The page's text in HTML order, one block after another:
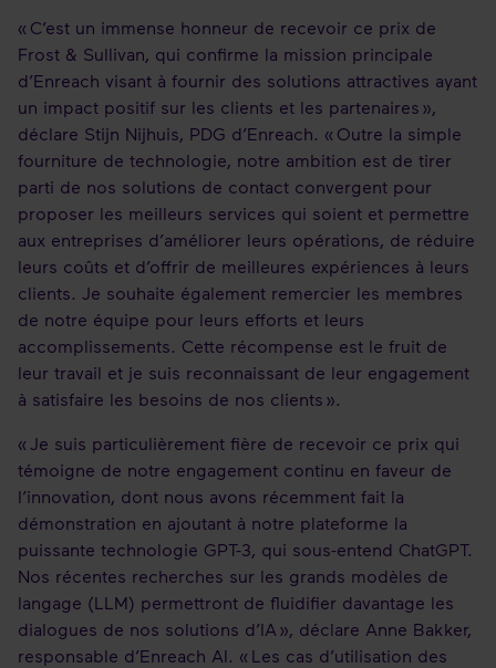
« C’est un immense honneur de recevoir ce prix de
Frost & Sullivan, qui confirme la mission principale
d’Enreach visant à fournir des solutions attractives ayant
un impact positif sur les clients et les partenaires »,
déclare Stijn Nijhuis, PDG d’Enreach. « Outre la simple
fourniture de technologie, notre ambition est de tirer
parti de nos solutions de contact convergent pour
proposer les meilleurs services qui soient et permettre
aux entreprises d’améliorer leurs opérations, de réduire
leurs coûts et d’offrir de meilleures expériences à leurs
clients. Je souhaite également remercier les membres
de notre équipe pour leurs efforts et leurs
accomplissements. Cette récompense est le fruit de
leur travail et je suis reconnaissant de leur engagement
à satisfaire les besoins de nos clients ».
« Je suis particulièrement fière de recevoir ce prix qui
témoigne de notre engagement continu en faveur de
l’innovation, dont nous avons récemment fait la
démonstration en ajoutant à notre plateforme la
puissante technologie GPT-3, qui sous-entend ChatGPT.
Nos récentes recherches sur les grands modèles de
langage (LLM) permettront de fluidifier davantage les
dialogues de nos solutions d’IA », déclare Anne Bakker,
responsable d’Enreach AI. « Les cas d’utilisation des